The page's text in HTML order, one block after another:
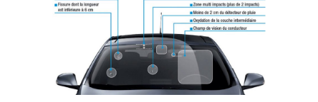
blank